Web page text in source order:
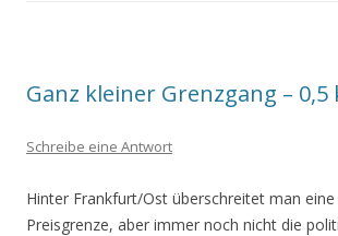
Ganz kleiner Grenzgang – 0,5
Schreibe eine Antwort
Hinter Frankfurt/Ost überschreitet man eine
Preisgrenze, aber immer noch nicht die